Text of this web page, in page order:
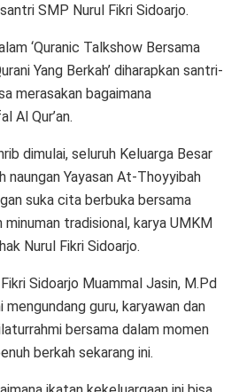
SMP Nurul Fikri Sidoarjo.
‘Quranic Talkshow Bersama
Yang Berkah’ diharapkan santri-
merasakan bagaimana
Al Qur’an.
dimulai, seluruh Keluarga Besar
naungan Yayasan At-Thoyyibah
suka cita berbuka bersama
minuman tradisional, karya UMKM
Nurul Fikri Sidoarjo.
Sidoarjo Muammal Jasin, M.Pd
mengundang guru, karyawan dan
bersama dalam momen
berkah sekarang ini.